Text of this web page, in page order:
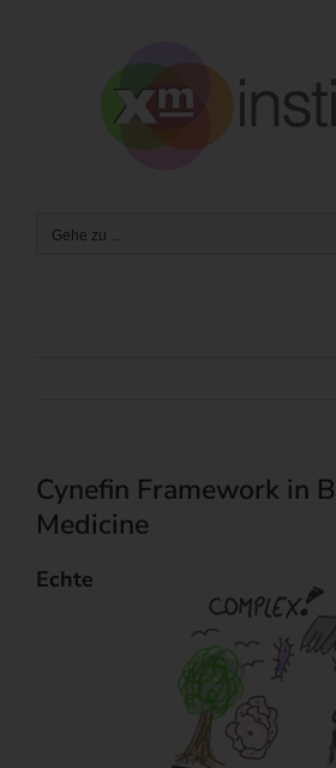
Gehe zu ...
Cynefin Framework in
Medicine
Echte